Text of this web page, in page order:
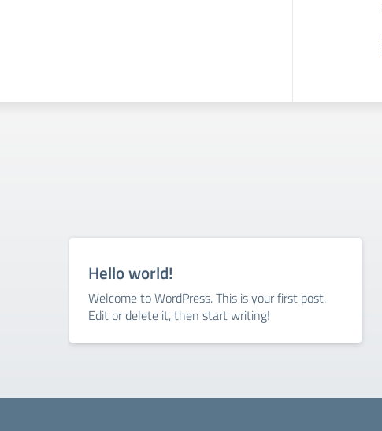
Hello world!
Welcome to WordPress. This is your first post.
Edit or delete it, then start writing!